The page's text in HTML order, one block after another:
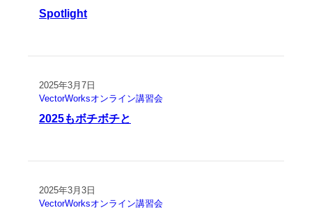
Spotlight
2025年3月7日
VectorWorksオンライン講習会
2025もボチボチと
2025年3月3日
VectorWorksオンライン講習会